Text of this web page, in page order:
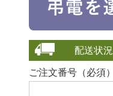
配送状況
ご注文番号（必須）